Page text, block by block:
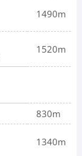
1490m
1520m
830m
1340m